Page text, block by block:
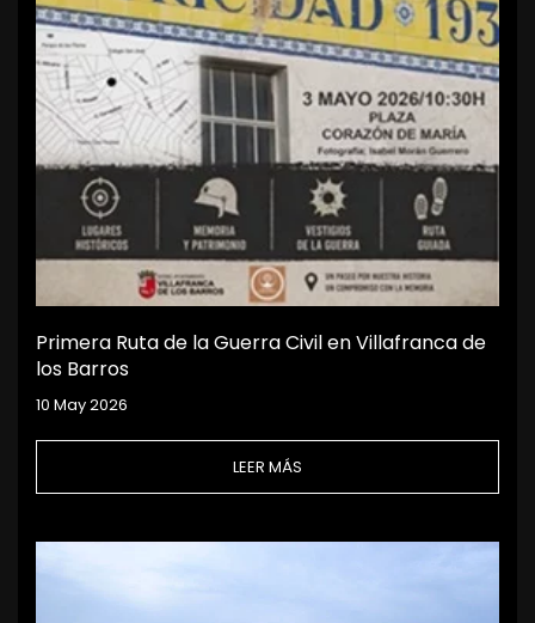
Primera Ruta de la Guerra Civil en Villafranca de
los Barros
10 May 2026
LEER MÁS